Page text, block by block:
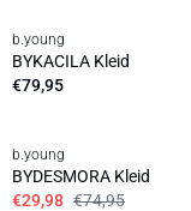
Neuheit
b.young
BYKACILA Kleid
€79,95
b.young
BYDESMORA Kleid
€29,98 €74,95